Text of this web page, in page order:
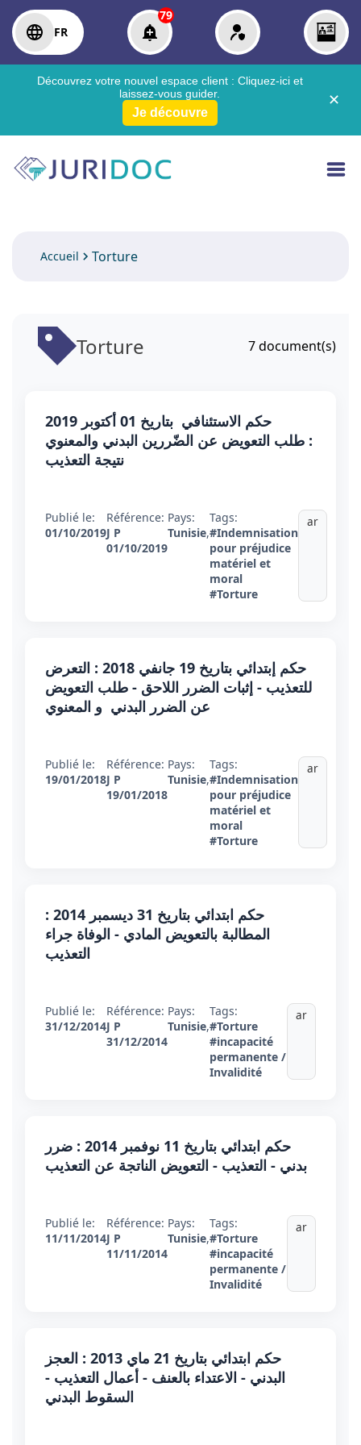
FR
79
Découvrez votre nouvel espace client : Cliquez-ici et
laissez-vous guider.
Je découvre
✕
Accueil Torture
Torture 7document(s)
حكم الاستئنافي بتاريخ 01 أكتوبر 2019
: طلب التعويض عن الضّررين البدني والمعنوي
نتيجة التعذيب
Publié le:
01/10/2019
Référence:
J P
01/10/2019
Pays:
Tunisie,
Tags:
#Indemnisation
pour préjudice
matériel et
moral
#Torture
ar
حكم إبتدائي بتاريخ 19 جانفي 2018 : التعرض
للتعذيب - إثبات الضرر اللاحق - طلب التعويض
عن الضرر البدني و المعنوي
Publié le:
19/01/2018
Référence:
J P
19/01/2018
Pays:
Tunisie,
Tags:
#Indemnisation
pour préjudice
matériel et
moral
#Torture
ar
حكم ابتدائي بتاريخ 31 ديسمبر 2014 :
المطالبة بالتعويض المادي - الوفاة جراء
التعذيب
Publié le:
31/12/2014
Référence:
J P
31/12/2014
Pays:
Tunisie,
Tags:
#Torture
#incapacité
permanente /
Invalidité
ar
حكم ابتدائي بتاريخ 11 نوفمبر 2014 : ضرر
بدني - التعذيب - التعويض الناتجة عن التعذيب
Publié le:
11/11/2014
Référence:
J P
11/11/2014
Pays:
Tunisie,
Tags:
#Torture
#incapacité
permanente /
Invalidité
ar
حكم ابتدائي بتاريخ 21 ماي 2013 : العجز
البدني - الاعتداء بالعنف - أعمال التعذيب -
السقوط البدني